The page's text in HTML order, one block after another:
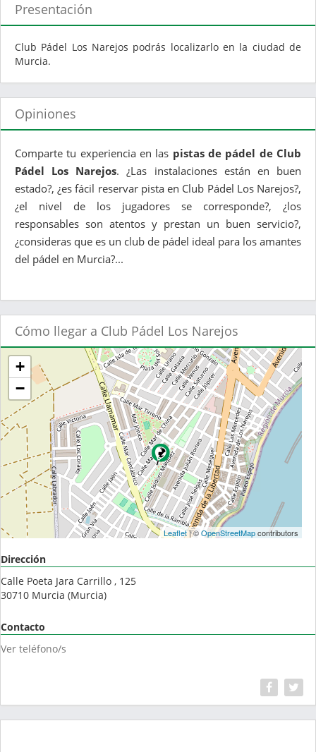
Presentación
Club Pádel Los Narejos podrás localizarlo en la ciudad de
Murcia.
Opiniones
Comparte tu experiencia en las pistas de pádel de Club
Pádel Los Narejos. ¿Las instalaciones están en buen
estado?, ¿es fácil reservar pista en Club Pádel Los Narejos?,
¿el nivel de los jugadores se corresponde?, ¿los
responsables son atentos y prestan un buen servicio?,
¿consideras que es un club de pádel ideal para los amantes
del pádel en Murcia?...
Cómo llegar a Club Pádel Los Narejos
+
−
Leaflet| ©OpenStreetMapcontributors
Dirección
Calle Poeta Jara Carrillo , 125
30710 Murcia (Murcia)
Contacto
Ver teléfono/s